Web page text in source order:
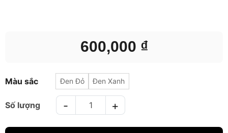
600,000 ₫
Màu sắc Đen Đỏ Đen Xanh
BẢO HỘ ĐẦU HEADGUARD BN C01 số lượng